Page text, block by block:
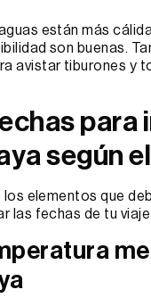
están más
son buenas.
avistar tiburones y
para
según
elementos que
las fechas de tu viaje